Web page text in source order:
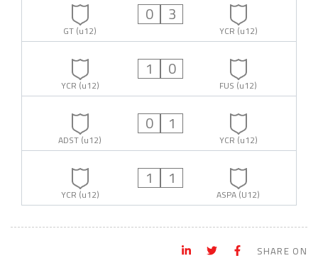
GT (u12)
0 3
YCR (u12)
YCR (u12)
1 0
FUS (u12)
ADST (u12)
0 1
YCR (u12)
YCR (u12)
1 1
ASPA (U12)
SHARE ON